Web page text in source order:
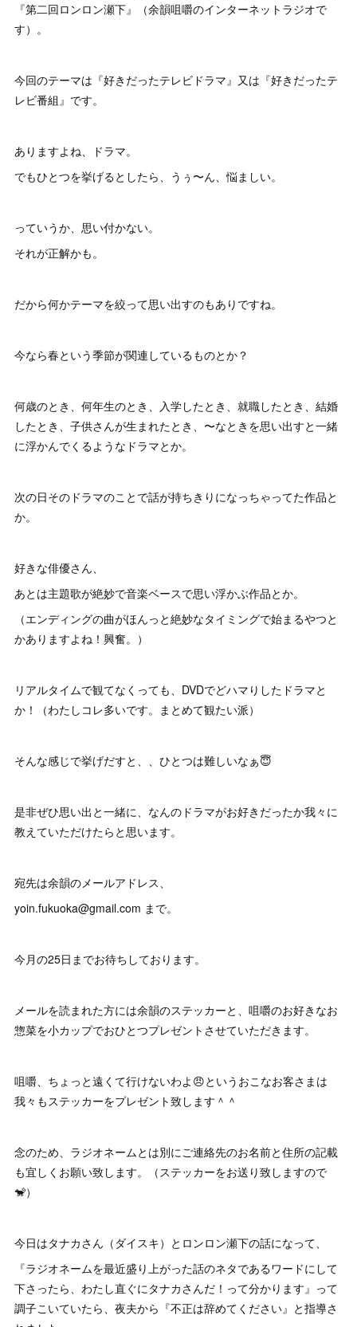
『第二回ロンロン瀬下』（余韻咀嚼のインターネットラジオで
す）。
今回のテーマは『好きだったテレビドラマ』又は『好きだったテ
レビ番組』です。
ありますよね、ドラマ。
でもひとつを挙げるとしたら、うぅ〜ん、悩ましい。
っていうか、思い付かない。
それが正解かも。
だから何かテーマを絞って思い出すのもありですね。
今なら春という季節が関連しているものとか？
何歳のとき、何年生のとき、入学したとき、就職したとき、結婚
したとき、子供さんが生まれたとき、〜なときを思い出すと一緒
に浮かんでくるようなドラマとか。
次の日そのドラマのことで話が持ちきりになっちゃってた作品と
か。
好きな俳優さん、
あとは主題歌が絶妙で音楽ベースで思い浮かぶ作品とか。
（エンディングの曲がほんっと絶妙なタイミングで始まるやつと
かありますよね！興奮。）
リアルタイムで観てなくっても、DVDでどハマりしたドラマと
か！（わたしコレ多いです。まとめて観たい派）
そんな感じで挙げだすと、、ひとつは難しいなぁ😇
是非ぜひ思い出と一緒に、なんのドラマがお好きだったか我々に
教えていただけたらと思います。
宛先は余韻のメールアドレス、
yoin.fukuoka@gmail.com まで。
今月の25日までお待ちしております。
メールを読まれた方には余韻のステッカーと、咀嚼のお好きなお
惣菜を小カップでおひとつプレゼントさせていただきます。
咀嚼、ちょっと遠くて行けないわよ😠というおこなお客さまは
我々もステッカーをプレゼント致します＾＾
念のため、ラジオネームとは別にご連絡先のお名前と住所の記載
も宜しくお願い致します。（ステッカーをお送り致しますので
🐒）
今日はタナカさん（ダイスキ）とロンロン瀬下の話になって、
『ラジオネームを最近盛り上がった話のネタであるワードにして
下さったら、わたし直ぐにタナカさんだ！って分かります』って
調子こいていたら、夜夫から『不正は辞めてください』と指導さ